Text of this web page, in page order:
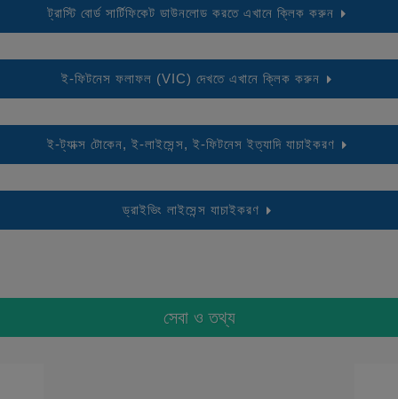
ট্রাস্টি বোর্ড সার্টিফিকেট ডাউনলোড করতে এখানে ক্লিক করুন
ই-ফিটনেস ফলাফল (VIC) দেখতে এখানে ক্লিক করুন
ই-ট্যাক্স টোকেন, ই-লাইসেন্স, ই-ফিটনেস ইত্যাদি যাচাইকরণ
ড্রাইভিং লাইসেন্স যাচাইকরণ
সেবা ও তথ্য